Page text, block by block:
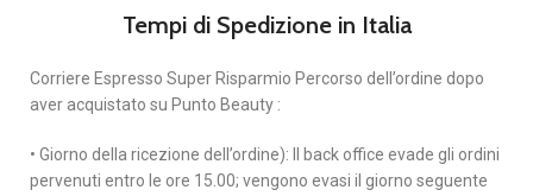
Tempi di Spedizione in Italia
Corriere Espresso Super Risparmio Percorso dell’ordine dopo
aver acquistato su Punto Beauty :
• Giorno della ricezione dell’ordine): Il back office evade gli ordini
pervenuti entro le ore 15.00; vengono evasi il giorno seguente